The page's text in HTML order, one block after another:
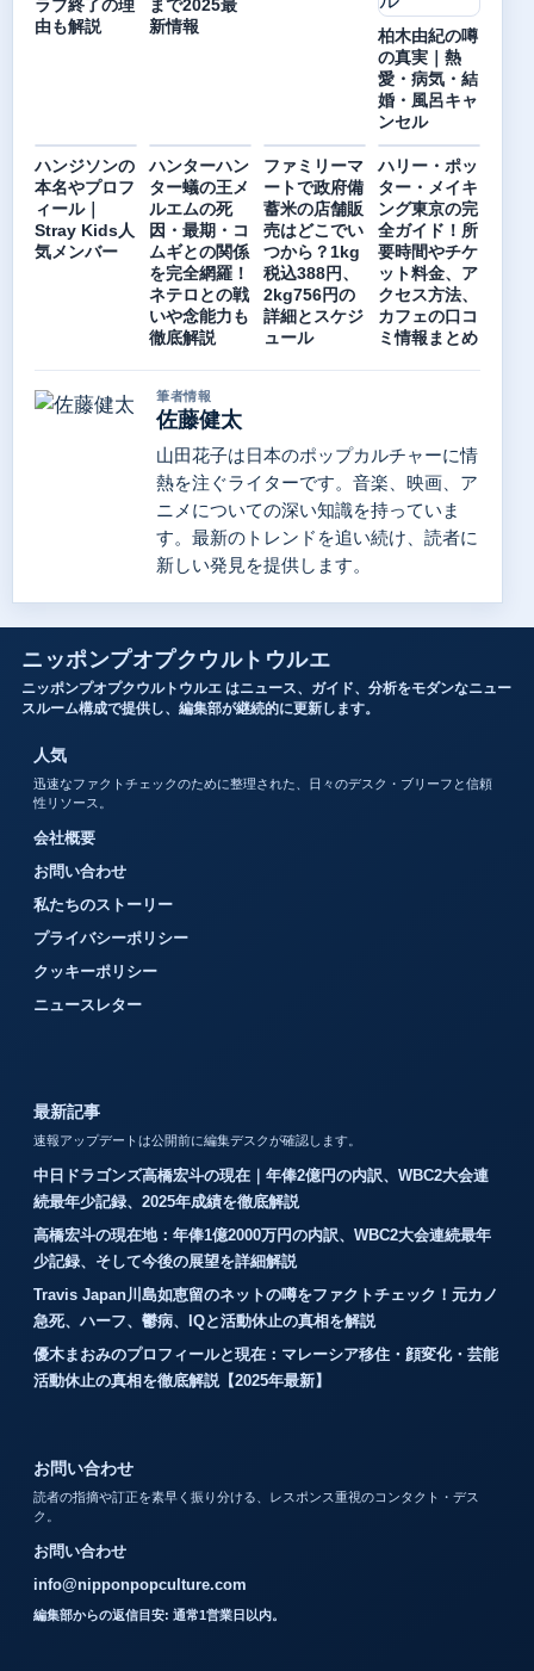
ラブ終了の理
由も解説
まで2025最
新情報
柏木由紀の噂
の真実｜熱
愛・病気・結
婚・風呂キャ
ンセル
ハンジソンの
本名やプロフ
ィール｜
Stray Kids人
気メンバー
ハンターハン
ター蟻の王メ
ルエムの死
因・最期・コ
ムギとの関係
を完全網羅！
ネテロとの戦
いや念能力も
徹底解説
ファミリーマ
ートで政府備
蓄米の店舗販
売はどこでい
つから？1kg
税込388円、
2kg756円の
詳細とスケジ
ュール
ハリー・ポッ
ター・メイキ
ング東京の完
全ガイド！所
要時間やチケ
ット料金、ア
クセス方法、
カフェの口コ
ミ情報まとめ
筆者情報
佐藤健太
山田花子は日本のポップカルチャーに情
熱を注ぐライターです。音楽、映画、ア
ニメについての深い知識を持っていま
す。最新のトレンドを追い続け、読者に
新しい発見を提供します。
ニッポンプオプクウルトウルエ
ニッポンプオプクウルトウルエ はニュース、ガイド、分析をモダンなニュー
スルーム構成で提供し、編集部が継続的に更新します。
人気
迅速なファクトチェックのために整理された、日々のデスク・ブリーフと信頼
性リソース。
会社概要
お問い合わせ
私たちのストーリー
プライバシーポリシー
クッキーポリシー
ニュースレター
最新記事
速報アップデートは公開前に編集デスクが確認します。
中日ドラゴンズ高橋宏斗の現在｜年俸2億円の内訳、WBC2大会連
続最年少記録、2025年成績を徹底解説
高橋宏斗の現在地：年俸1億2000万円の内訳、WBC2大会連続最年
少記録、そして今後の展望を詳細解説
Travis Japan川島如恵留のネットの噂をファクトチェック！元カノ
急死、ハーフ、鬱病、IQと活動休止の真相を解説
優木まおみのプロフィールと現在：マレーシア移住・顔変化・芸能
活動休止の真相を徹底解説【2025年最新】
お問い合わせ
読者の指摘や訂正を素早く振り分ける、レスポンス重視のコンタクト・デス
ク。
お問い合わせ
info@nipponpopculture.com
編集部からの返信目安: 通常1営業日以内。